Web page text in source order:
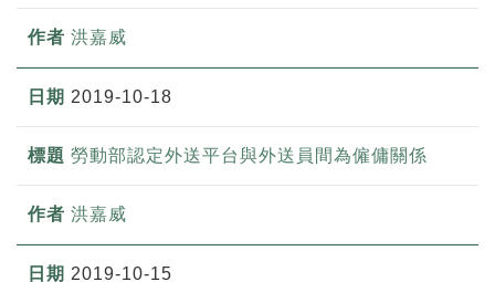
洪嘉威
2019-10-18
勞動部認定外送平台與外送員間為僱傭關係
洪嘉威
2019-10-15